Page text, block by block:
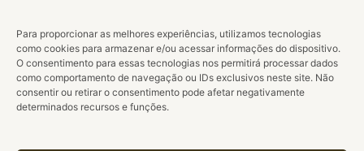
Para proporcionar as melhores experiências, utilizamos tecnologias
como cookies para armazenar e/ou acessar informações do dispositivo.
O consentimento para essas tecnologias nos permitirá processar dados
como comportamento de navegação ou IDs exclusivos neste site. Não
consentir ou retirar o consentimento pode afetar negativamente
determinados recursos e funções.
ESTAMOS NO